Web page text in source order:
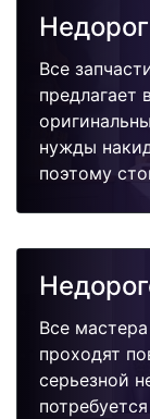
Все
предлагает
нужды
поэтому
Все
проходят
серьезной